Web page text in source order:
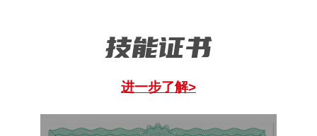
技能证书
进一步了解>